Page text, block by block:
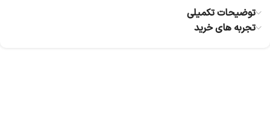
توضیحات تکمیلی
تجربه های خرید